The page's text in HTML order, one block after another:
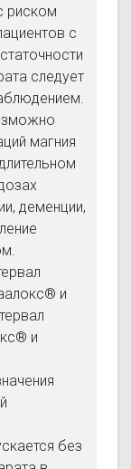
риском
с
следует
магния
деменции,
и
и
без